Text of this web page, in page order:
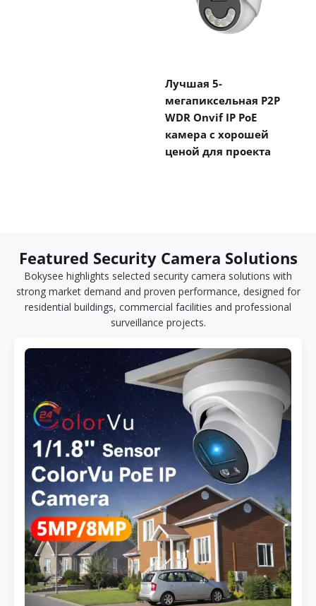
Лучшая 5-
мегапиксельная P2P
WDR Onvif IP PoE
камера с хорошей
ценой для проекта
Featured Security Camera Solutions
Bokysee highlights selected security camera solutions with
strong market demand and proven performance, designed for
residential buildings, commercial facilities and professional
surveillance projects.